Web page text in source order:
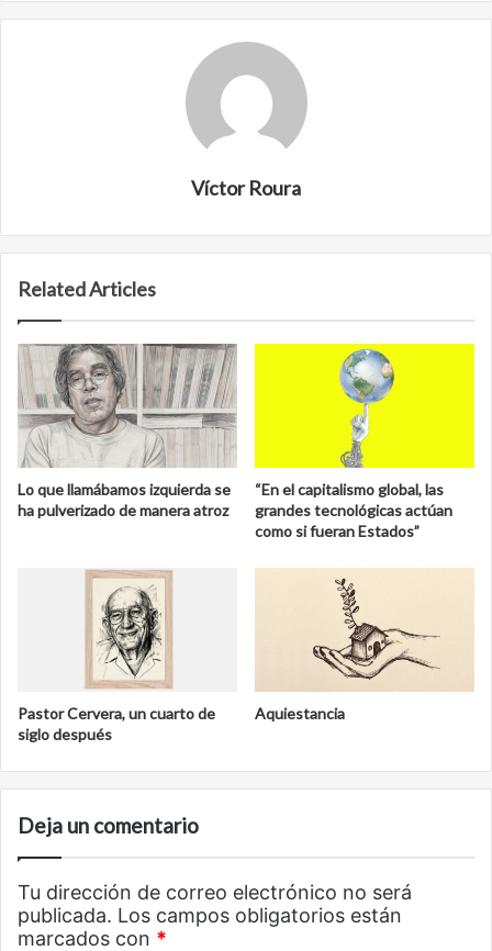
Víctor Roura
Related Articles
Lo que llamábamos izquierda se
ha pulverizado de manera atroz
“En el capitalismo global, las
grandes tecnológicas actúan
como si fueran Estados”
Pastor Cervera, un cuarto de
siglo después
Aquiestancia
Deja un comentario
Tu dirección de correo electrónico no será
publicada. Los campos obligatorios están
marcados con *